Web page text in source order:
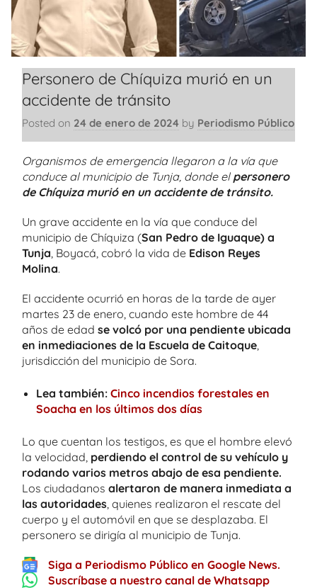
Personero de Chíquiza murió en un
accidente de tránsito
Posted on 24 de enero de 2024 by Periodismo Público
Organismos de emergencia llegaron a la vía que
conduce al municipio de Tunja, donde el personero
de Chíquiza murió en un accidente de tránsito.
Un grave accidente en la vía que conduce del
municipio de Chíquiza (San Pedro de Iguaque) a
Tunja , Boyacá, cobró la vida de Edison Reyes
Molina.
El accidente ocurrió en horas de la tarde de ayer
martes 23 de enero, cuando este hombre de 44
años de edad se volcó por una pendiente ubicada
en inmediaciones de la Escuela de Caitoque
jurisdicción del municipio de Sora.
Lea también: Cinco incendios forestales en
Soacha en los últimos dos días
Lo que cuentan los testigos, es que el hombre elevó
la velocidad, perdiendo el control de su vehículo y
rodando varios metros abajo de esa pendiente.
Los ciudadanos alertaron de manera inmediata a
las autoridades , quienes realizaron el rescate del
cuerpo y el automóvil en que se desplazaba. El
personero se dirigía al municipio de Tunja.
Siga a Periodismo Público en Google News.
Suscríbase a nuestro canal de Whatsapp